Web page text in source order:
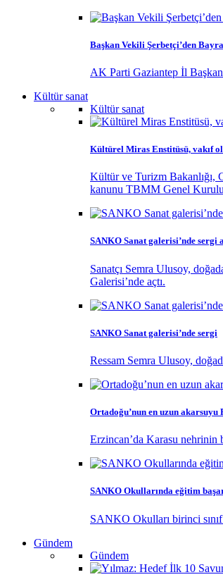
Başkan Vekili Şerbetçi’den
AK Parti Gaziantep İl Başkan
Kültür sanat
Kültür sanat
Kültürel Miras Enstitüsü, vakıf
Kültür ve Turizm Bakanlığı,
kanunu TBMM Genel
SANKO Sanat galerisi’nde sergi
Sanatçı Semra Ulusoy,
Galerisi’nde açtı.
SANKO Sanat galerisi’nde sergi
Ressam Semra Ulusoy,
Ortadoğu’nun en uzun
Erzincan’da Karasu nehrinin
SANKO Okullarında eğitim
SANKO Okulları birinci
Gündem
Gündem